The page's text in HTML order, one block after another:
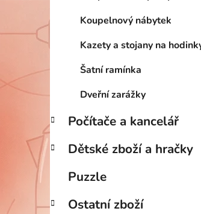
Koupelnový nábytek
Kazety a stojany na
Šatní ramínka
Dveřní zarážky
Počítače a kancelář
Dětské zboží a hračky
Puzzle
Ostatní zboží